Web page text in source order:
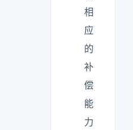
相
应
的
补
偿
能
力